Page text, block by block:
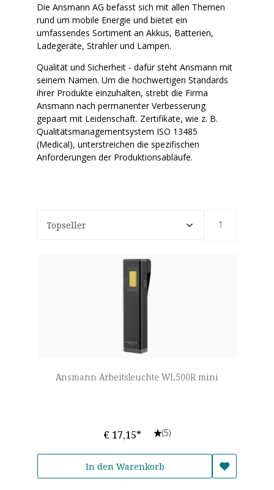
Die Ansmann AG befasst sich mit allen Themen
rund um mobile Energie und bietet ein
umfassendes Sortiment an Akkus, Batterien,
Ladegeräte, Strahler und Lampen.
Qualität und Sicherheit ­- dafür steht Ansmann mit
seinem Namen. Um die hochwertigen Standards
ihrer Produkte einzuhalten, strebt die Firma
Ansmann nach permanenter Verbesserung
gepaart mit Leidenschaft. Zertifikate, wie z. B.
Qualitätsmanagementsystem ISO 13485
(Medical), unterstreichen die spezifischen
Anforderungen der Produktionsabläufe.
Topseller
Ansmann Arbeitsleuchte WL500R mini
€ 17,15* (5)
In den Warenkorb